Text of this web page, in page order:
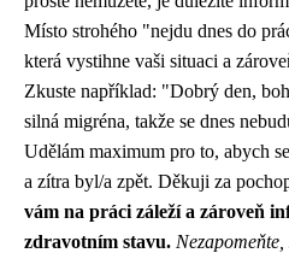
Místo strohého "nejdu dnes do
která vystihne vaši situaci a
Zkuste například: "Dobrý den,
silná migréna, takže se dnes
Udělám maximum pro to, abych
a zítra byl/a zpět. Děkuji za
vám na práci záleží a zároveň
zdravotním stavu.